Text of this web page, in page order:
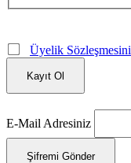
Üyelik Sözleşmesini
Kayıt Ol
E-Mail Adresiniz
Şifremi Gönder